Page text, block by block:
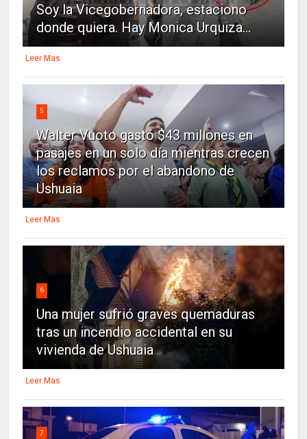
Soy la Vicegobernadora, estaciono
donde quiera. Hay Monica Urquiza...
Leer Mas
5
Walter Vuoto gastó $43 millones en
pasajes en un solo día mientras crecen
los reclamos por el abandono de
Ushuaia
Leer Mas
6
Una mujer sufrió graves quemaduras
tras un incendio accidental en su
vivienda de Ushuaia
Leer Mas
7